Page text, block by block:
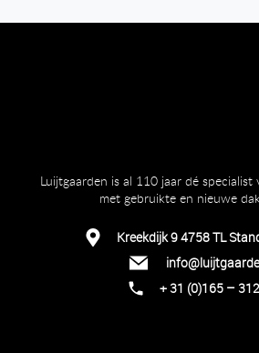
Luijtgaarden is al 110 jaar dé
met gebruikte en nieuwe
Kreekdijk 9 4758 TL
+ 31 (0)165 –